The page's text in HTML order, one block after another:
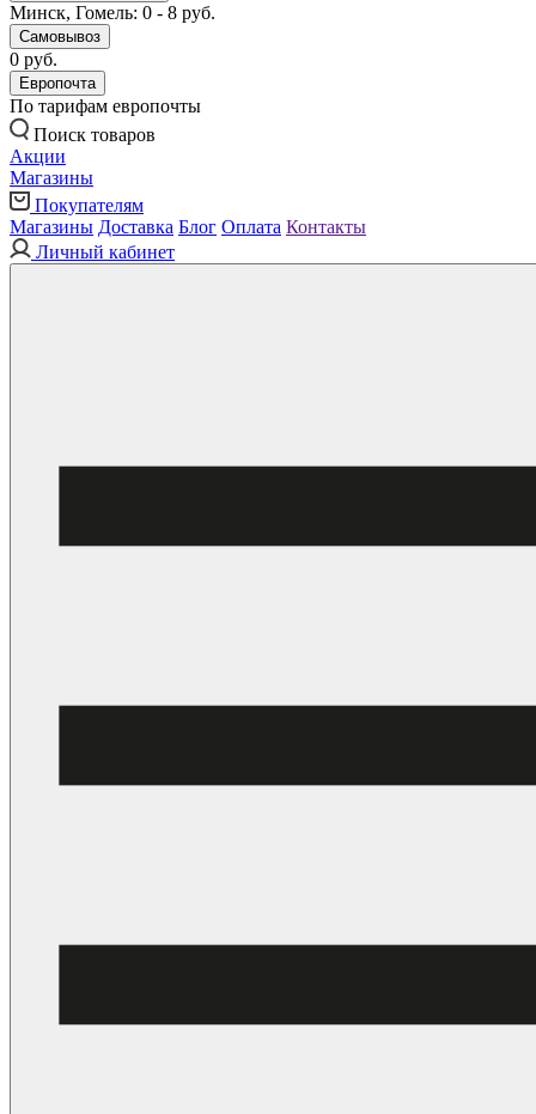
Минск, Гомель: 0 - 8 руб.
Самовывоз
0 руб.
Европочта
По тарифам европочты
Поиск товаров
Акции
Магазины
Покупателям
Магазины Доставка Блог Оплата Контакты
Личный кабинет